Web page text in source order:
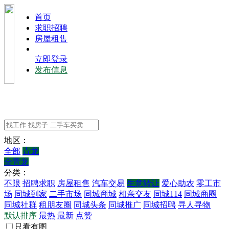
⾸⻚
求职招聘
房屋租售
立即登录
发布信息
地区：
全部 青龙
全青龙
分类：
不限 招聘求职 房屋租售 汽车交易 生意转让 爱心助农 零工市
场 同城到家 二手市场 同城商城 相亲交友 同城114 同城商圈
同城社群 租朋友圈 同城头条 同城推广 同城招聘 寻人寻物
默认排序 最热 最新 点赞
只看有图